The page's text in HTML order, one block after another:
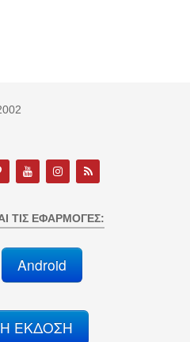
ΤΙΣ ΕΦΑΡΜΟΓΈΣ:
Android
ΕΚΔΟΣΗ